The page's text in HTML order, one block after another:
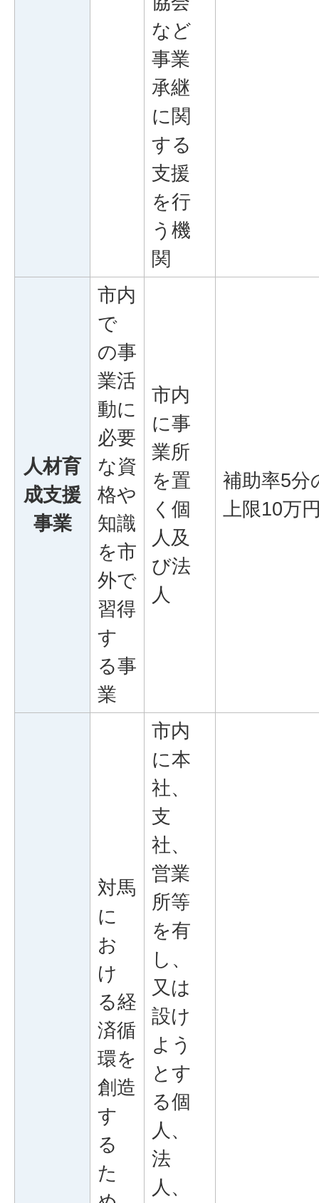
など
事業
承継
に関
する
支援
を行
う機
関
人材育
成支援
事業
市内
で
の事
業活
動に
必要
な資
格や
知識
を市
外で
習得
す
る事
業
市内
に事
業所
を置
く個
人及
び法
人
補助率5分
上限10万
対馬
に
お
け
る経
済循
環を
創造
す
る
た
市内
に本
社、
支
社、
営業
所等
を有
し、
又は
設け
よう
とす
る個
人、
法
人、